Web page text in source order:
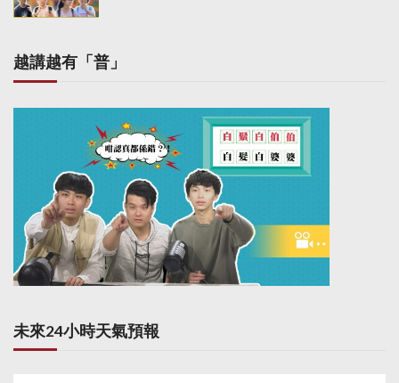
事，就包括了這三句
話，指記者要明白這一
越講越有「普」
未來24小時天氣預報